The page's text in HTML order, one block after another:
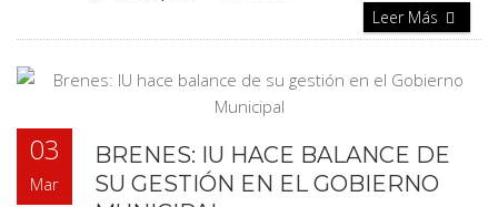
Leer Más
03
Mar
BRENES: IU HACE BALANCE DE
SU GESTIÓN EN EL GOBIERNO